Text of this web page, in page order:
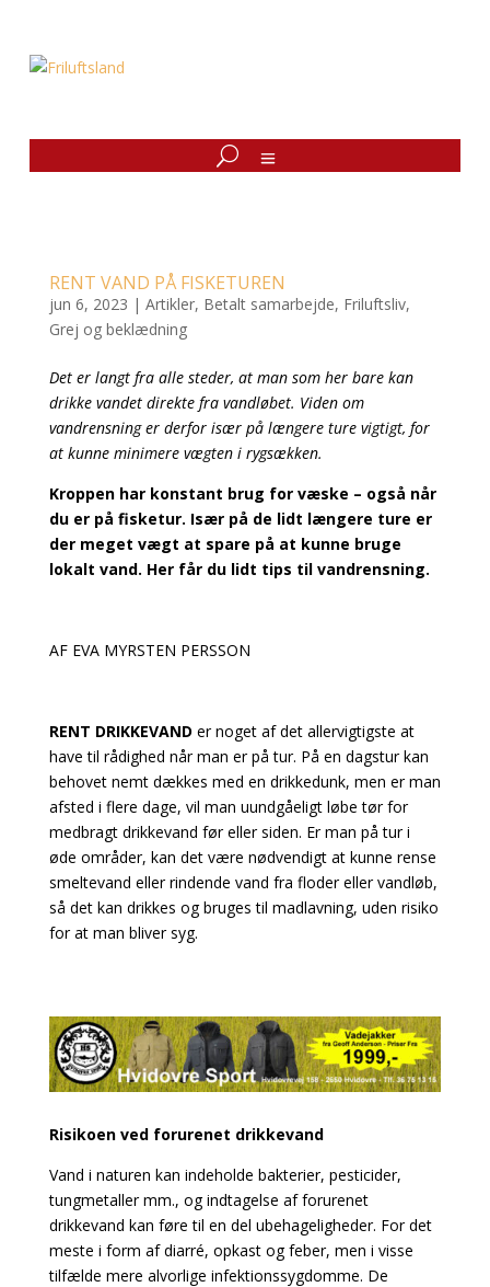
RENT VAND PÅ FISKETUREN
jun 6, 2023 | Artikler, Betalt samarbejde, Friluftsliv,
Grej og beklædning
Det er langt fra alle steder, at man som her bare kan
drikke vandet direkte fra vandløbet. Viden om
vandrensning er derfor især på længere ture vigtigt, for
at kunne minimere vægten i rygsækken.
Kroppen har konstant brug for væske – også når
du er på fisketur. Især på de lidt længere ture er
der meget vægt at spare på at kunne bruge
lokalt vand. Her får du lidt tips til vandrensning.
AF EVA MYRSTEN PERSSON
RENT DRIKKEVAND er noget af det allervigtigste at
have til rådighed når man er på tur. På en dagstur kan
behovet nemt dækkes med en drikkedunk, men er man
afsted i flere dage, vil man uundgåeligt løbe tør for
medbragt drikkevand før eller siden. Er man på tur i
øde områder, kan det være nødvendigt at kunne rense
smeltevand eller rindende vand fra floder eller vandløb,
så det kan drikkes og bruges til madlavning, uden risiko
for at man bliver syg.
Risikoen ved forurenet drikkevand
Vand i naturen kan indeholde bakterier, pesticider,
tungmetaller mm., og indtagelse af forurenet
drikkevand kan føre til en del ubehageligheder. For det
meste i form af diarré, opkast og feber, men i visse
tilfælde mere alvorlige infektionssygdomme. De